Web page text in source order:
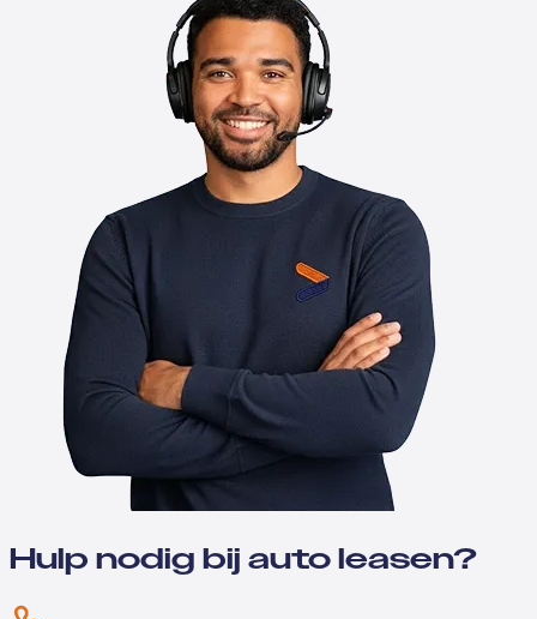
Hulp nodig bij auto leasen?